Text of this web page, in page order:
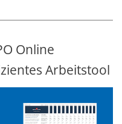
Online
Arbeitstool